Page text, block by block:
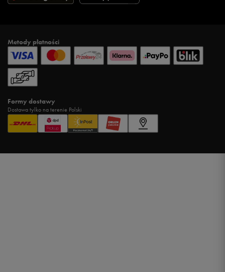
Metody płatności
Formy dostawy
Dostawa tylko na terenie Polski